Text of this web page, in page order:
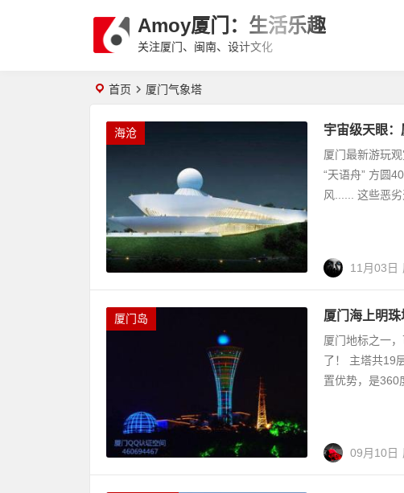
Amoy厦门：生活乐趣
关注厦门、闽南、设计文化
首页 厦门气象塔
海沧 宇宙级天眼
厦门最新游玩
“天语舟” 方圆
风...... 这些恶
11月03日
厦门岛 厦门海上明珠
厦门地标之一
了！ 主塔共19
置优势，是360
09月10日